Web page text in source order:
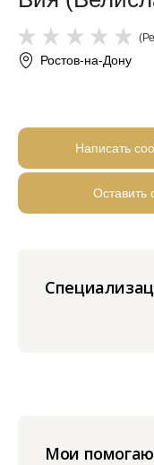
Ростов-на-Дону
Написать
Оставить
Мои